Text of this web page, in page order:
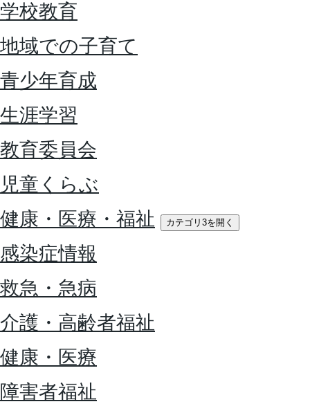
学校教育
地域での子育て
青少年育成
生涯学習
教育委員会
児童くらぶ
健康・医療・福祉
カテゴリ3を開く
感染症情報
救急・急病
介護・高齢者福祉
健康・医療
障害者福祉